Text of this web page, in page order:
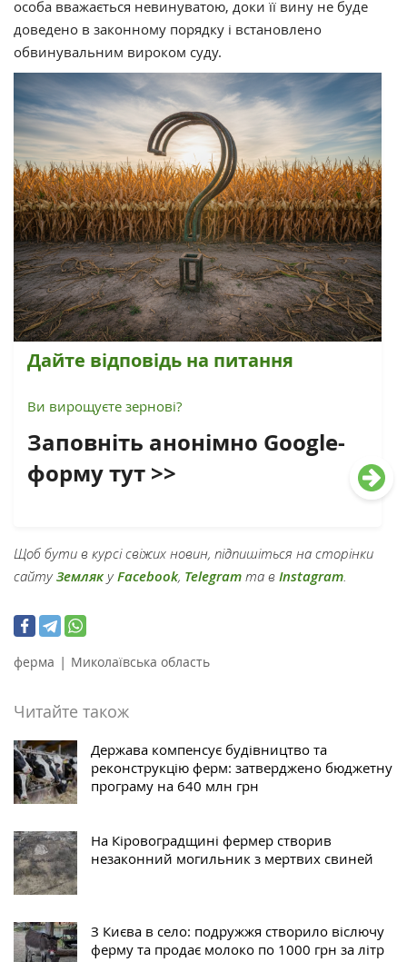
особа вважається невинуватою, доки її вину не буде
доведено в законному порядку і встановлено
обвинувальним вироком суду.
Дайте відповідь на питання
Ви вирощуєте зернові?
Заповніть анонімно Google-
форму тут >>
Щоб бути в курсі свіжих новин, підпишіться на сторінки
сайтуЗемлякуFacebook, Telegram та в Instagram
ферма | Миколаївська область
Читайте також
Держава компенсує будівництво та
реконструкцію ферм: затверджено бюджетну
програму на 640 млн грн
На Кіровоградщині фермер створив
незаконний могильник з мертвих свиней
З Києва в село: подружжя створило віслючу
ферму та продає молоко по 1000 грн за літр